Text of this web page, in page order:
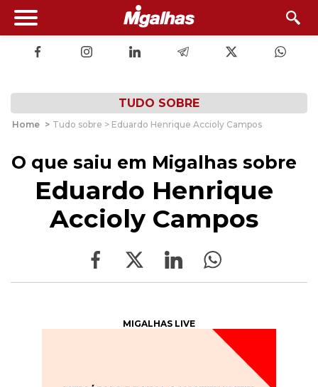
TUDO SOBRE
Home > Tudo sobre > Eduardo Henrique Accioly Campos
O que saiu em Migalhas sobre
Eduardo Henrique
Accioly Campos
MIGALHAS LIVE